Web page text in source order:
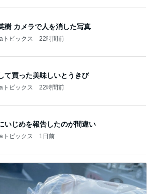
樹 カメラで人を消した写真
トピックス 22時間前
て買った美味しいとうきび
トピックス 22時間前
いじめを報告したのが間違い
トピックス 1日前